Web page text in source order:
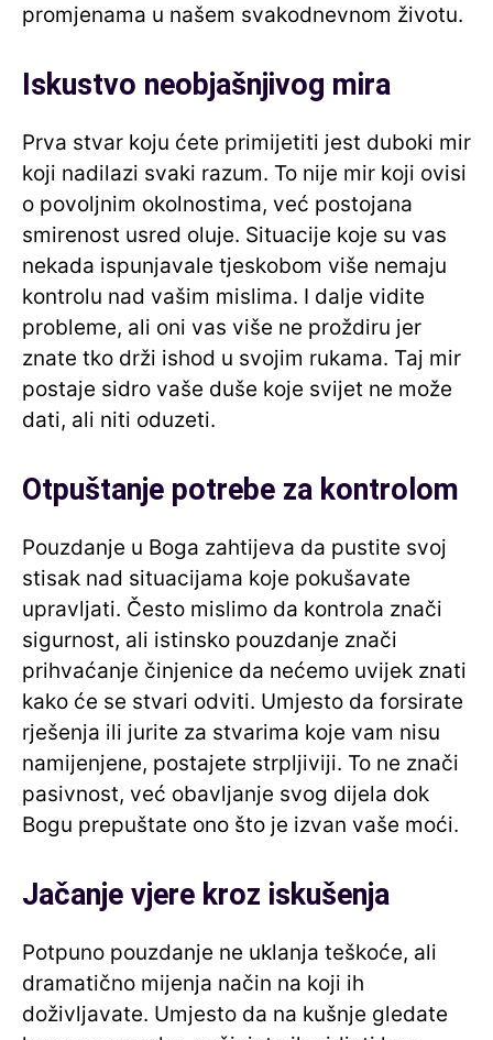
promjenama u našem svakodnevnom životu.
Iskustvo neobjašnjivog mira
Prva stvar koju ćete primijetiti jest duboki mir
koji nadilazi svaki razum. To nije mir koji ovisi
o povoljnim okolnostima, već postojana
smirenost usred oluje. Situacije koje su vas
nekada ispunjavale tjeskobom više nemaju
kontrolu nad vašim mislima. I dalje vidite
probleme, ali oni vas više ne proždiru jer
znate tko drži ishod u svojim rukama. Taj mir
postaje sidro vaše duše koje svijet ne može
dati, ali niti oduzeti.
Otpuštanje potrebe za kontrolom
Pouzdanje u Boga zahtijeva da pustite svoj
stisak nad situacijama koje pokušavate
upravljati. Često mislimo da kontrola znači
sigurnost, ali istinsko pouzdanje znači
prihvaćanje činjenice da nećemo uvijek znati
kako će se stvari odviti. Umjesto da forsirate
rješenja ili jurite za stvarima koje vam nisu
namijenjene, postajete strpljiviji. To ne znači
pasivnost, već obavljanje svog dijela dok
Bogu prepuštate ono što je izvan vaše moći.
Jačanje vjere kroz iskušenja
Potpuno pouzdanje ne uklanja teškoće, ali
dramatično mijenja način na koji ih
doživljavate. Umjesto da na kušnje gledate